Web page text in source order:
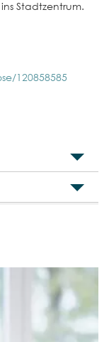
Stadtzentrum.
120858585